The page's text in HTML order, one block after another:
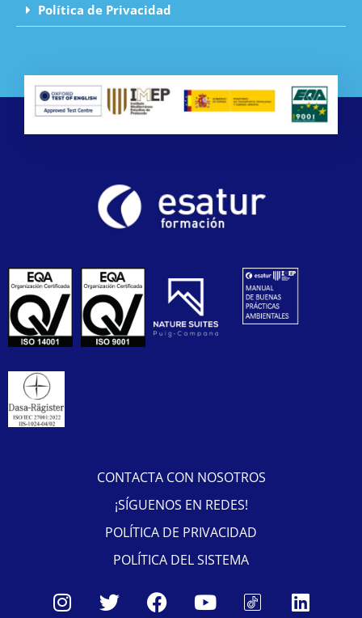
Política de Privacidad
CONTACTA CON NOSOTROS
¡SÍGUENOS EN REDES!
POLÍTICA DE PRIVACIDAD
POLÍTICA DEL SISTEMA